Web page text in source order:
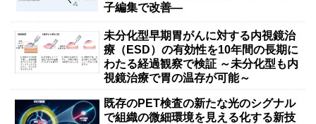
子編集で改善―
未分化型早期胃がんに対する内視鏡治
療（ESD）の有効性を10年間の長期に
わたる経過観察で検証 ～未分化型も内
視鏡治療で胃の温存が可能～
既存のPET検査の新たな光のシグナル
で組織の微細環境を見える化する新技